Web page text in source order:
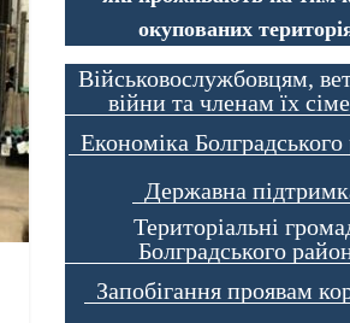
окупованих
Військовослужбовцям,
війни та членам їх
Економіка
Державна
Територіальні
Болградського
Запобігання проявам